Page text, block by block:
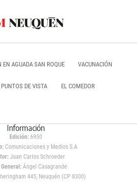
EN AGUADA SAN ROQUE VACUNACIÓN
PUNTOS DE VISTA EL COMEDOR
Información
Edición: 6950
Comunicaciones y Medios S.A
Juan Carlos Schroeder
Ángel Casagrande
445, Neuquén (CP 8300)